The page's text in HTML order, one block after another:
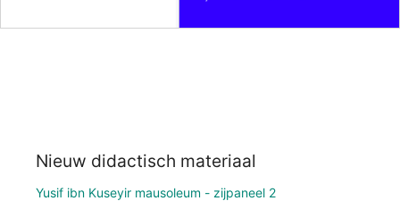
Nieuw didactisch materiaal
Yusif ibn Kuseyir mausoleum - zijpaneel 2